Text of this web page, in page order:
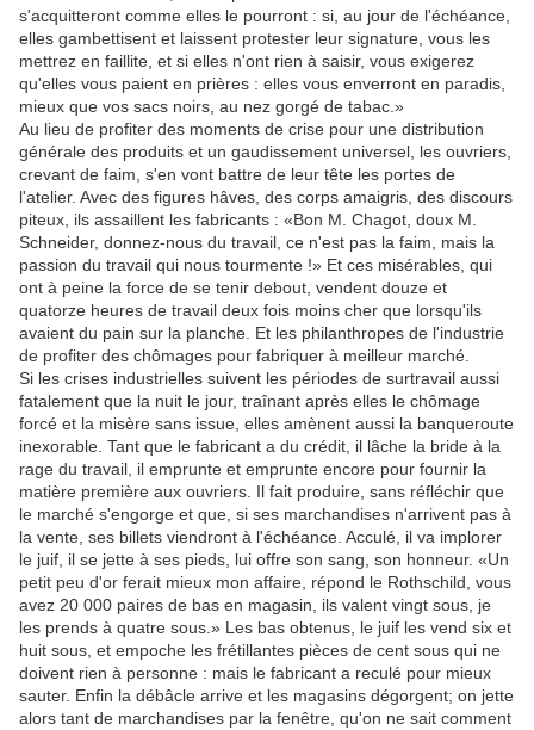
s'acquitteront comme elles le pourront : si, au jour de l'échéance,
elles gambettisent et laissent protester leur signature, vous les
mettrez en faillite, et si elles n'ont rien à saisir, vous exigerez
qu'elles vous paient en prières : elles vous enverront en paradis,
mieux que vos sacs noirs, au nez gorgé de tabac.»
Au lieu de profiter des moments de crise pour une distribution
générale des produits et un gaudissement universel, les ouvriers,
crevant de faim, s'en vont battre de leur tête les portes de
l'atelier. Avec des figures hâves, des corps amaigris, des discours
piteux, ils assaillent les fabricants : «Bon M. Chagot, doux M.
Schneider, donnez-nous du travail, ce n'est pas la faim, mais la
passion du travail qui nous tourmente !» Et ces misérables, qui
ont à peine la force de se tenir debout, vendent douze et
quatorze heures de travail deux fois moins cher que lorsqu'ils
avaient du pain sur la planche. Et les philanthropes de l'industrie
de profiter des chômages pour fabriquer à meilleur marché.
Si les crises industrielles suivent les périodes de surtravail aussi
fatalement que la nuit le jour, traînant après elles le chômage
forcé et la misère sans issue, elles amènent aussi la banqueroute
inexorable. Tant que le fabricant a du crédit, il lâche la bride à la
rage du travail, il emprunte et emprunte encore pour fournir la
matière première aux ouvriers. Il fait produire, sans réfléchir que
le marché s'engorge et que, si ses marchandises n'arrivent pas à
la vente, ses billets viendront à l'échéance. Acculé, il va implorer
le juif, il se jette à ses pieds, lui offre son sang, son honneur. «Un
petit peu d'or ferait mieux mon affaire, répond le Rothschild, vous
avez 20 000 paires de bas en magasin, ils valent vingt sous, je
les prends à quatre sous.» Les bas obtenus, le juif les vend six et
huit sous, et empoche les frétillantes pièces de cent sous qui ne
doivent rien à personne : mais le fabricant a reculé pour mieux
sauter. Enfin la débâcle arrive et les magasins dégorgent; on jette
alors tant de marchandises par la fenêtre, qu'on ne sait comment